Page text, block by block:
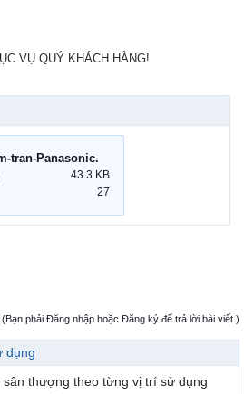
VỤ QUÝ KHÁCH HÀNG!
43.3 KB
27
(Bạn phải Đăng nhập hoặc Đăng ký để trả lời bài viết.)
dụng
sân thượng theo từng vị trí sử dụng